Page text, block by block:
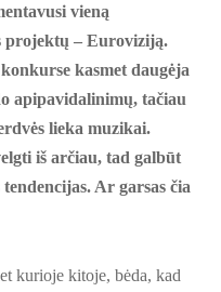
vieną
projektų – Euroviziją.
kasmet daugėja
apipavidalinimų, tačiau
lieka muzikai.
iš arčiau, tad galbūt
Ar garsas čia
kurioje kitoje, bėda, kad